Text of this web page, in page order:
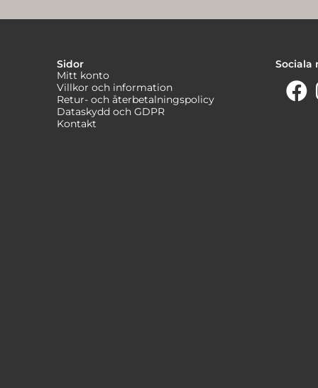
Sidor
Mitt konto
Villkor och information
Retur- och återbetalningspolicy
Dataskydd och GDPR
Kontakt
Sociala